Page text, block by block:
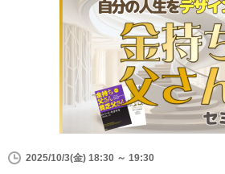
2025/10/3(金) 18:30 ～ 19:30